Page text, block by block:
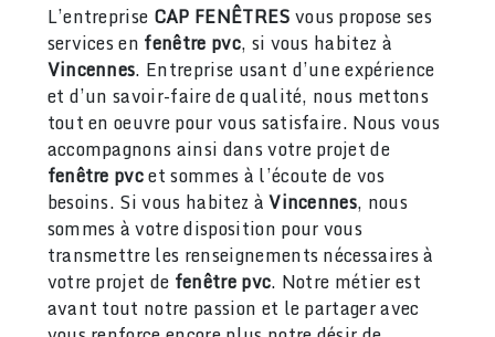
L’entreprise CAP FENÊTRESvous propose ses
services en fenêtre pvc, si vous habitez à
Vincennes. Entreprise usant d’une expérience
et d’un savoir-faire de qualité, nous mettons
tout en oeuvre pour vous satisfaire. Nous vous
accompagnons ainsi dans votre projet de
fenêtre pvcet sommes à l’écoute de vos
besoins. Si vous habitez àVincennes, nous
sommes à votre disposition pour vous
transmettre les renseignements nécessaires à
votre projet de fenêtre pvc. Notre métier est
avant tout notre passion et le partager avec